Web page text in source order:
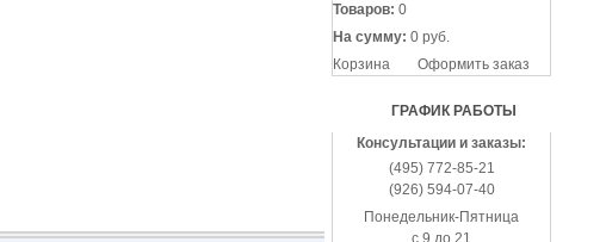
Товаров: 0
На сумму: 0 руб.
Корзина
Оформить заказ
ГРАФИК РАБОТЫ
Консультации и заказы:
(495) 772-85-21
(926) 594-07-40
Понедельник-Пятница
с 9 до 21